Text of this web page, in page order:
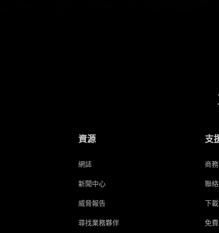
資源
網誌
新聞中心
威脅報告
尋找業務夥伴
支
商
聯
下載
免